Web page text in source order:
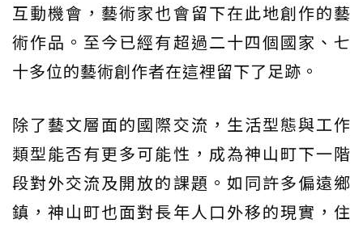
互動機會，藝術家也會留下在此地創作的藝
術作品。至今已經有超過二十四個國家、七
十多位的藝術創作者在這裡留下了足跡。
除了藝文層面的國際交流，生活型態與工作
類型能否有更多可能性，成為神山町下一階
段對外交流及開放的課題。如同許多偏遠鄉
鎮，神山町也面對長年人口外移的現實，住